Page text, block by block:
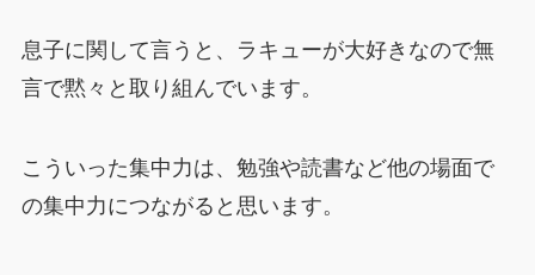
息子に関して言うと、ラキューが大好きなので無
言で黙々と取り組んでいます。
こういった集中力は、勉強や読書など他の場面で
の集中力につながると思います。